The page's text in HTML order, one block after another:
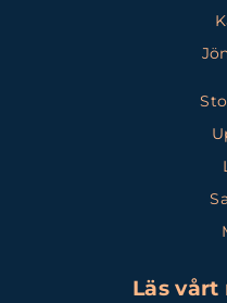
Läs vårt